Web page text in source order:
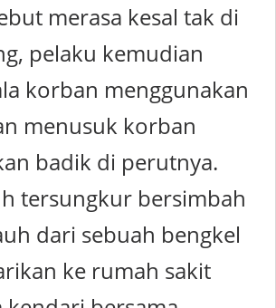
merasa kesal tak di
pelaku kemudian
korban menggunakan
menusuk korban
badik di perutnya.
tersungkur bersimbah
dari sebuah bengkel
ke rumah sakit